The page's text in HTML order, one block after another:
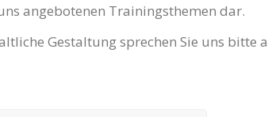
angebotenen Trainingsthemen dar.
Gestaltung sprechen Sie uns bitte